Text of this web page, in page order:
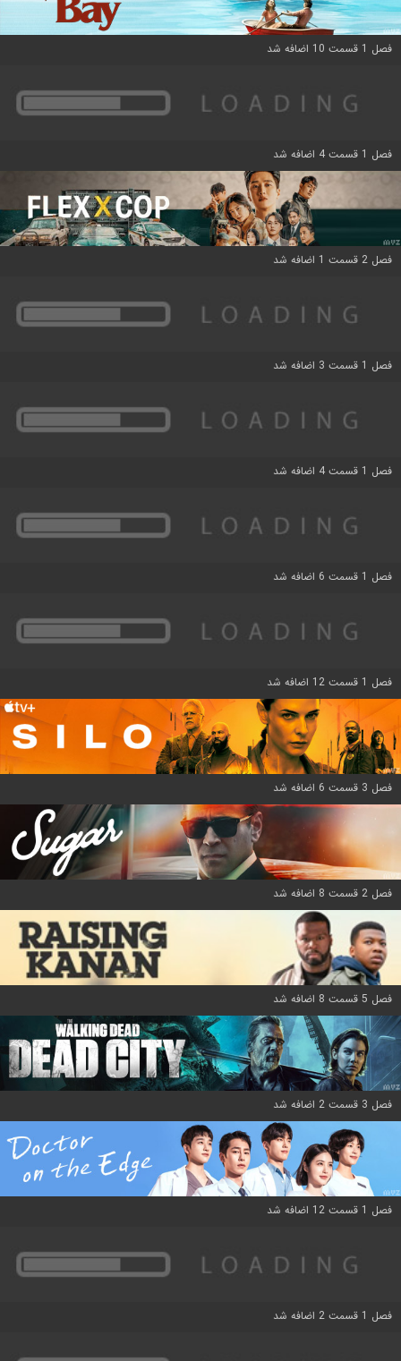
فصل 1 قسمت 10 اضافه شد
فصل 1 قسمت 4 اضافه شد
فصل 2 قسمت 1 اضافه شد
فصل 1 قسمت 3 اضافه شد
فصل 1 قسمت 4 اضافه شد
فصل 1 قسمت 6 اضافه شد
فصل 1 قسمت 12 اضافه شد
فصل 3 قسمت 6 اضافه شد
فصل 2 قسمت 8 اضافه شد
فصل 5 قسمت 8 اضافه شد
فصل 3 قسمت 2 اضافه شد
فصل 1 قسمت 12 اضافه شد
فصل 1 قسمت 2 اضافه شد